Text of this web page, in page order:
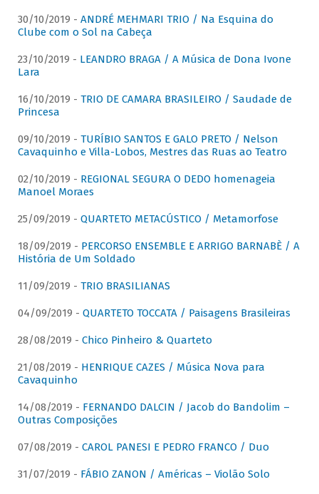
30/10/2019 - ANDRÉ MEHMARI TRIO / Na Esquina do
Clube com o Sol na Cabeça
23/10/2019 - LEANDRO BRAGA / A Música de Dona Ivone
Lara
16/10/2019 - TRIO DE CAMARA BRASILEIRO / Saudade de
Princesa
09/10/2019 - TURÍBIO SANTOS E GALO PRETO / Nelson
Cavaquinho e Villa-Lobos, Mestres das Ruas ao Teatro
02/10/2019 - REGIONAL SEGURA O DEDO homenageia
Manoel Moraes
25/09/2019 - QUARTETO METACÚSTICO / Metamorfose
18/09/2019 - PERCORSO ENSEMBLE E ARRIGO BARNABÈ / A
História de Um Soldado
11/09/2019 - TRIO BRASILIANAS
04/09/2019 - QUARTETO TOCCATA / Paisagens Brasileiras
28/08/2019 - Chico Pinheiro & Quarteto
21/08/2019 - HENRIQUE CAZES / Música Nova para
Cavaquinho
14/08/2019 - FERNANDO DALCIN / Jacob do Bandolim –
Outras Composições
07/08/2019 - CAROL PANESI E PEDRO FRANCO / Duo
31/07/2019 - FÁBIO ZANON / Américas – Violão Solo